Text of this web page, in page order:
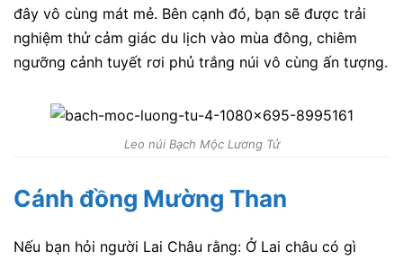
đây vô cùng mát mẻ. Bên cạnh đó, bạn sẽ được trải
nghiệm thử cảm giác du lịch vào mùa đông, chiêm
ngưỡng cảnh tuyết rơi phủ trắng núi vô cùng ấn tượng.
Leo núi Bạch Mộc Lương Tử
Cánh đồng Mường Than
Nếu bạn hỏi người Lai Châu rằng: Ở Lai châu có gì